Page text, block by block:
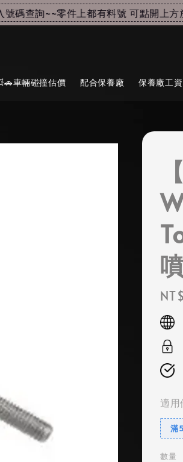
碼查詢~~零件上都有料號 可點開上方
車輛碰撞估價 配合保養廠 保養廠工資
price
適用
滿
數量